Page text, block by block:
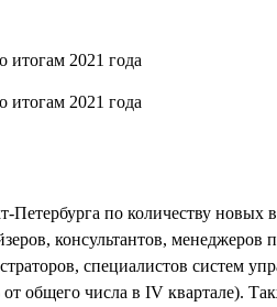
по количеству новых
консультантов,
специалистов систем
общего числа в IV квартале).